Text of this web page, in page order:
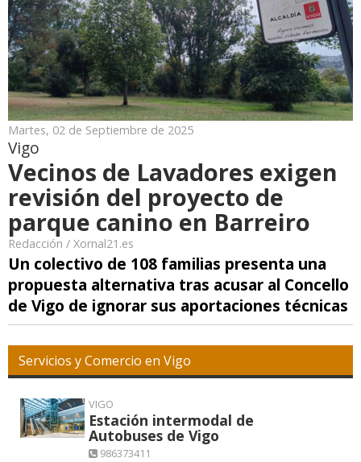
Martes, 02 de Septiembre de 2025
Vigo
Vecinos de Lavadores exigen
revisión del proyecto de
parque canino en Barreiro
Redacción / Xornal21.es
Un colectivo de 108 familias presenta una
propuesta alternativa tras acusar al Concello
de Vigo de ignorar sus aportaciones técnicas
Servicios y Comercio en Vigo
VIGO
Estación intermodal de
Autobuses de Vigo
986373411